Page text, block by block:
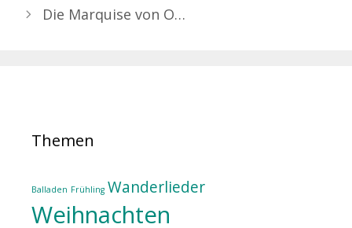
Die Marquise von O…
Themen
Balladen Frühling Wanderlieder
Weihnachten